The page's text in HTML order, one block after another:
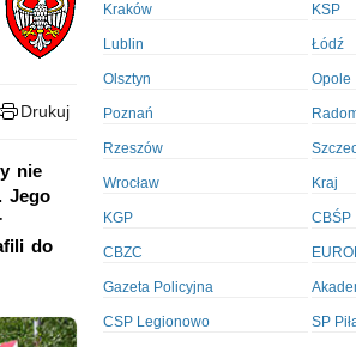
Drukuj
nie
Jego
do
Kraków KSP
Lublin Łódź
Olsztyn Opole
Poznań
Rzeszów
Wrocław Kraj
KGP CBŚP
CBZC
Gazeta Policyjna
CSP Legionowo SP